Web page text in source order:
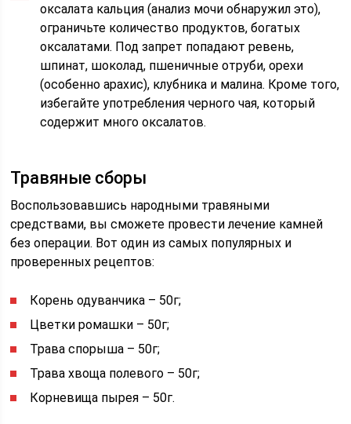
оксалата кальция (анализ мочи обнаружил это),
ограничьте количество продуктов, богатых
оксалатами. Под запрет попадают ревень,
шпинат, шоколад, пшеничные отруби, орехи
(особенно арахис), клубника и малина. Кроме того,
избегайте употребления черного чая, который
содержит много оксалатов.
Травяные сборы
Воспользовавшись народными травяными
средствами, вы сможете провести лечение камней
без операции. Вот один из самых популярных и
проверенных рецептов:
Корень одуванчика – 50г;
Цветки ромашки – 50г;
Трава спорыша – 50г;
Трава хвоща полевого – 50г;
Корневища пырея – 50г.